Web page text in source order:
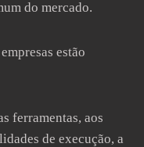
do mercado.
estão
ferramentas, aos
de execução, a